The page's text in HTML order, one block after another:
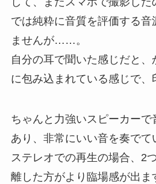
では純粋に音質を評価する音
ませんが……。
自分の耳で聞いた感じだと
に包み込まれている感じで、
ちゃんと力強いスピーカーで
あり、非常にいい音を奏でて
ステレオでの再生の場合、2
離した方がより臨場感が出